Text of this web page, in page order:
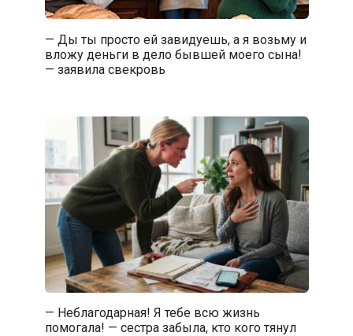
— Ды ты просто ей завидуешь, а я возьму и
вложу деньги в дело бывшей моего сына!
— заявила свекровь
— Неблагодарная! Я тебе всю жизнь
помогала! — сестра забыла, кто кого тянул